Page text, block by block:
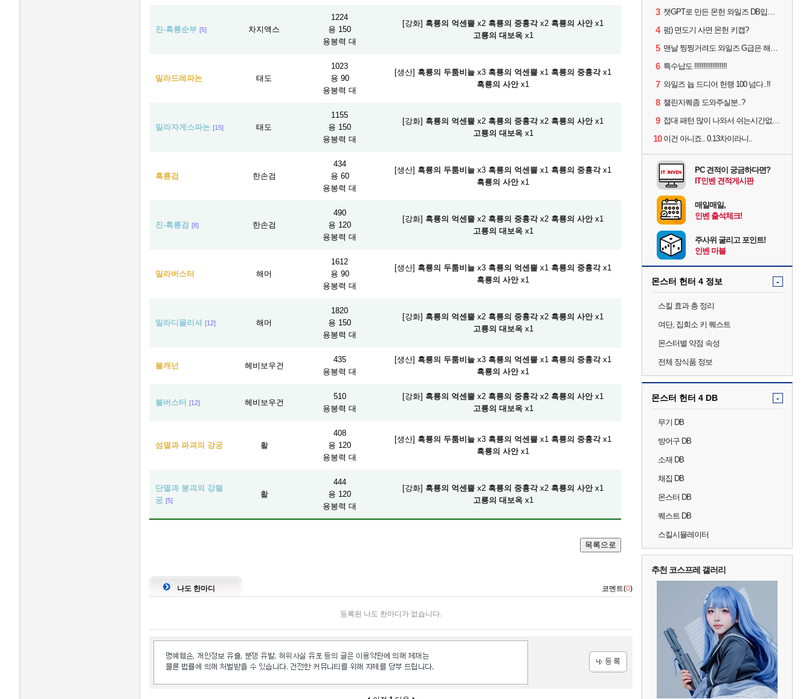
진-흑룡순부 [5] 차지액스
1224
용 150
용봉력 대
[강화] 흑룡의 억센뿔 x2 흑룡의 중흉각x2 흑룡의 사안x1
고룡의 대보옥x1
밀라드레파논 태도
1023
용 90
용봉력 대
[생산] 흑룡의 두툼비늘 x3 흑룡의 억센뿔 x1 흑룡의 중흉각x1
흑룡의 사안x1
밀라자게스파논 [15] 태도
1155
용 150
용봉력 대
[강화] 흑룡의 억센뿔 x2 흑룡의 중흉각x2 흑룡의 사안x1
고룡의 대보옥x1
흑룡검 한손검
434
용 60
용봉력 대
[생산] 흑룡의 두툼비늘 x3 흑룡의 억센뿔 x1 흑룡의 중흉각x1
흑룡의 사안x1
진-흑룡검 [8] 한손검
490
용 120
용봉력 대
[강화] 흑룡의 억센뿔 x2 흑룡의 중흉각x2 흑룡의 사안x1
고룡의 대보옥x1
밀라버스터 해머
1612
용 90
용봉력 대
[생산] 흑룡의 두툼비늘 x3 흑룡의 억센뿔 x1 흑룡의 중흉각x1
흑룡의 사안x1
밀라디몰리셔 [12] 해머
1820
용 150
용봉력 대
[강화] 흑룡의 억센뿔 x2 흑룡의 중흉각x2 흑룡의 사안x1
고룡의 대보옥x1
볼캐넌 헤비보우건
435
용봉력 대
[생산] 흑룡의 두툼비늘 x3 흑룡의 억센뿔 x1 흑룡의 중흉각x1
흑룡의 사안x1
볼버스터 [12] 헤비보우건
510
용봉력 대
[강화] 흑룡의 억센뿔 x2 흑룡의 중흉각x2 흑룡의 사안x1
고룡의 대보옥x1
섬멸과 파괴의 강궁 활
408
용 120
용봉력 대
[생산] 흑룡의 두툼비늘 x3 흑룡의 억센뿔 x1 흑룡의 중흉각x1
흑룡의 사안x1
단멸과 붕괴의 강렬
궁 [5]
활
444
용 120
용봉력 대
[강화] 흑룡의 억센뿔 x2 흑룡의 중흉각x2 흑룡의 사안x1
고룡의 대보옥x1
목록으로
나도 한마디 코멘트(0)
등록된 나도 한마디가 없습니다.
3 챗GPT로 만든 몬헌 와일즈 DB입니다.
4 펌) 면도기 사면 몬헌 키캡?
5 맨날 찡찡거려도 와일즈 G급은 해야하니까 접속 jpg
6 특수납도 !!!!!!!!!!!!!!!!!!
7 와일즈 늅 드디어 헌랭 100 넘다..!!
8 챌린지퀘좀 도와주실분..?
9 접대 패턴 많이 나와서 쉬는시간없이 빡딜한것같은데..
10 이건 아니죠.. 0.13차이라니..
PC 견적이 궁금하다면?
IT인벤 견적게시판
매일매일,
인벤 출석체크!
주사위 굴리고 포인트!
인벤 마블
몬스터 헌터 4 정보 -
스킬 효과 총 정리
여단, 집회소 키 퀘스트
몬스터별 약점 속성
전체 장식품 정보
몬스터 헌터 4 DB -
무기 DB
방어구 DB
소재 DB
채집 DB
몬스터 DB
퀘스트 DB
스킬시뮬레이터
추천 코스프레 갤러리